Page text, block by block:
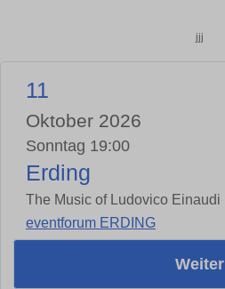
jjj
11
Oktober 2026
Sonntag 19:00
Erding
The Music of Ludovico Einaudi
eventforum ERDING
Weiter